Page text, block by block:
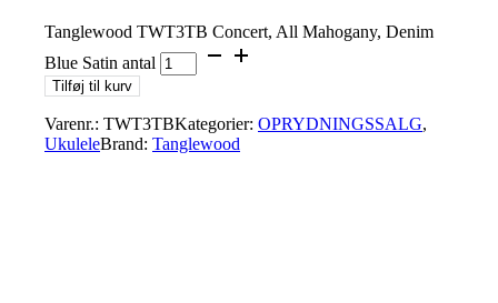
Tanglewood TWT3TB Concert, All Mahogany, Denim
Blue Satin antal
Tilføj til kurv
Varenr.: TWT3TBKategorier: OPRYDNINGSSALG,
UkuleleBrand: Tanglewood